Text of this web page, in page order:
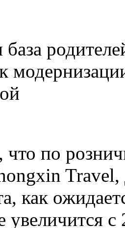
что по
как
увеличится